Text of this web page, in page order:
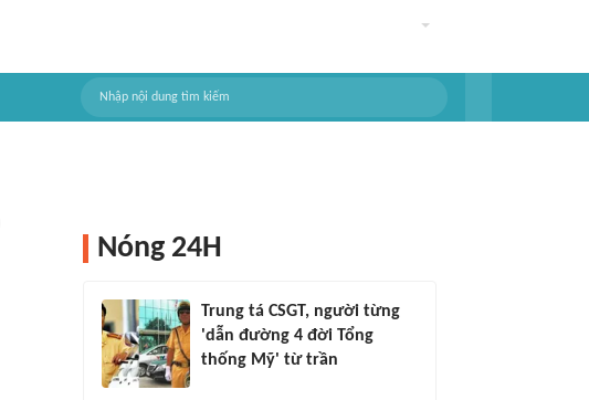
Nóng 24H
Trung tá CSGT, người từng
'dẫn đường 4 đời Tổng
thống Mỹ' từ trần